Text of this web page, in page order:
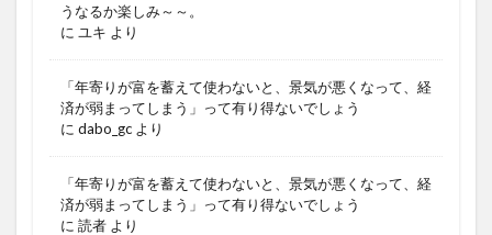
うなるか楽しみ～～。
に ユキ より
「年寄りが富を蓄えて使わないと、景気が悪くなって、経
済が弱まってしまう」って有り得ないでしょう
に dabo_gc より
「年寄りが富を蓄えて使わないと、景気が悪くなって、経
済が弱まってしまう」って有り得ないでしょう
に 読者 より